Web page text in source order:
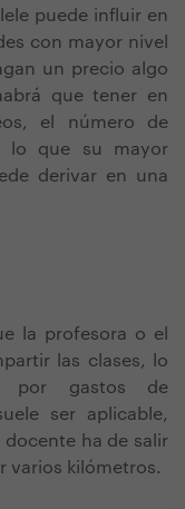
puede influir en
con mayor nivel
un precio algo
que tener en
el número de
lo que su mayor
derivar en una
la profesora o el
las clases, lo
por gastos de
ser aplicable,
ha de salir
varios kilómetros.